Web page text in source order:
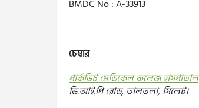
BMDC No : A-33913
চেম্বার
পার্কভিট মেডিকেল কলেজ হাসপাতাল
ভি.আই.পি রোড, তালতলা, সিলেট।